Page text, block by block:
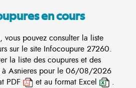
en cours
vous pouvez consulter la liste
sur le site Infocoupure 27260.
la liste des coupures et des
à Asnieres pour le 06/08/2026
PDF
et au format Excel .